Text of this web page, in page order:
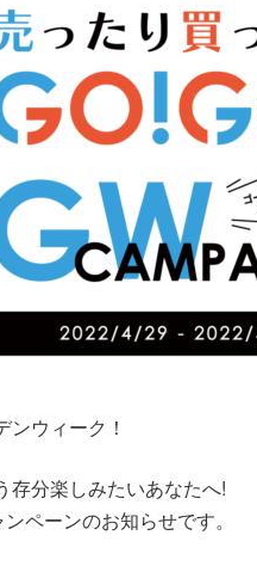
ウィーク！
存分楽しみたいあなたへ!
ペーンのお知らせです。